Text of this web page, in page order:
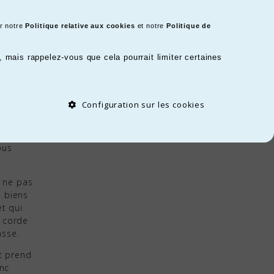
notrePolitique relative aux cookies et notrePolitique de
rappelez-vous que cela pourrait limiter certaines
Configuration sur les cookies
pas
biens
qui
prend